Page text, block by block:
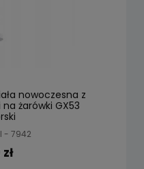
nowoczesna z
żarówki GX53
- 7942